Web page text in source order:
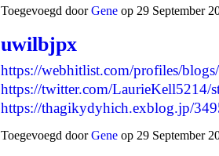
Toegevoegd doorGene op 29 September
uwilbjpx
https://webhitlist.com/profiles/
https://twitter.com/LaurieKell5214/
https://thagikydyhich.exblog.jp/
Toegevoegd doorGene op 29 September